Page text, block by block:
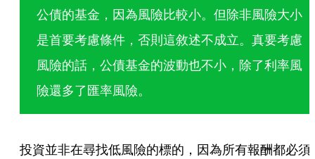
公債的基金，因為風險比較小。但除非風險大小
是首要考慮條件，否則這敘述不成立。真要考慮
風險的話，公債基金的波動也不小，除了利率風
險還多了匯率風險。
投資並非在尋找低風險的標的，因為所有報酬都必須